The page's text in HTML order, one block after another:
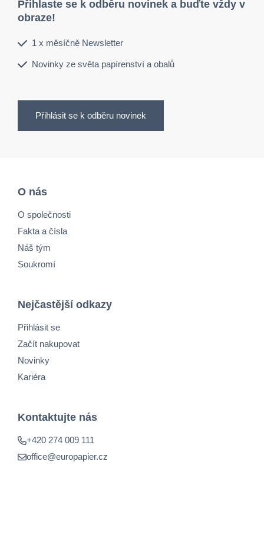
Přihlaste se k odběru novinek a buďte vždy v
obraze!
1 x měsíčně Newsletter
Novinky ze světa papírenství a obalů
Přihlásit se k odběru novinek
O nás
O společnosti
Fakta a čísla
Náš tým
Soukromí
Nejčastější odkazy
Přihlásit se
Začít nakupovat
Novinky
Kariéra
Kontaktujte nás
+420 274 009 111
office@europapier.cz